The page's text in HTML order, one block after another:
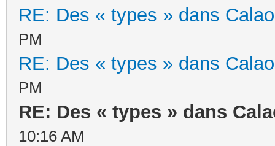
RE: Des « types » dans
PM
RE: Des « types » dans
PM
RE: Des « types » dans
10:16 AM